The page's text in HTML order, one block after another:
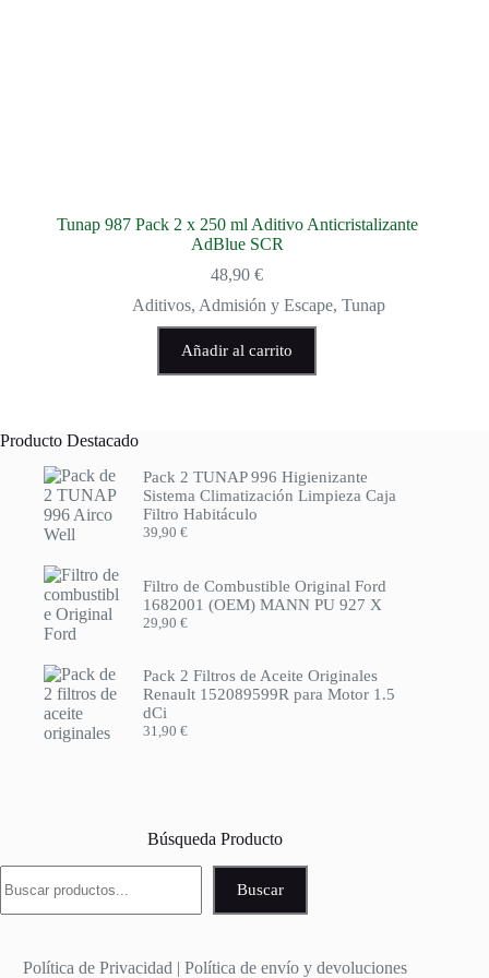
Tunap 987 Pack 2 x 250 ml Aditivo Anticristalizante
AdBlue SCR
48,90€
Aditivos, Admisión y Escape,Tunap
Añadir al carrito
Producto Destacado
Pack 2 TUNAP 996 Higienizante
Sistema Climatización Limpieza Caja
Filtro Habitáculo
39,90 €
Filtro de Combustible Original Ford
1682001 (OEM) MANN PU 927 X
29,90 €
Pack 2 Filtros de Aceite Originales
Renault 152089599R para Motor 1.5
dCi
31,90 €
Búsqueda Producto
Buscar
Política de Privacidad |Política de envío y devoluciones